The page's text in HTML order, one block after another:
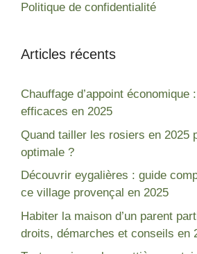
Politique de confidentialité
Articles récents
Chauffage d’appoint économique
efficaces en 2025
Quand tailler les rosiers en 2025
optimale ?
Découvrir eygalières : guide
ce village provençal en 2025
Habiter la maison d’un parent
droits, démarches et conseils en